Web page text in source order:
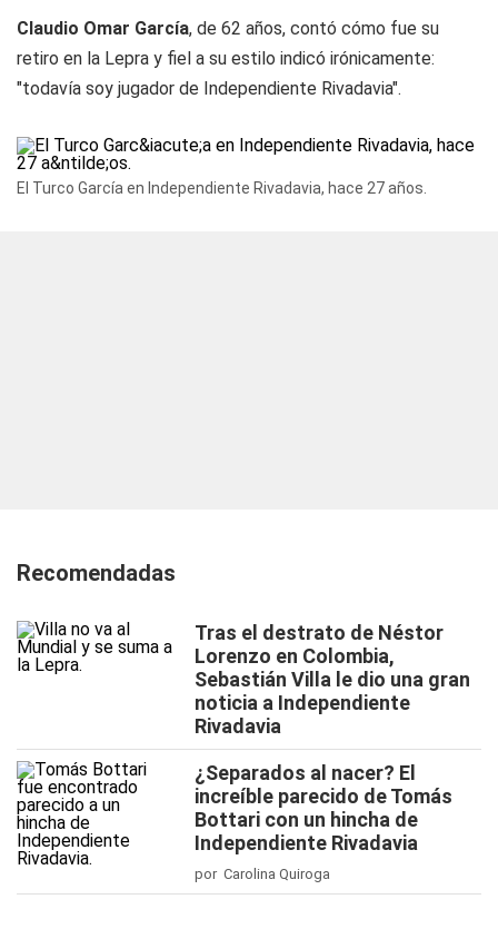
Claudio Omar García, de 62 años, contó cómo fue su
retiro en la Lepra y fiel a su estilo indicó irónicamente:
"todavía soy jugador de Independiente Rivadavia".
El Turco García en Independiente Rivadavia, hace 27 años.
Recomendadas
Tras el destrato de Néstor
Lorenzo en Colombia,
Sebastián Villa le dio una gran
noticia a Independiente
Rivadavia
¿Separados al nacer? El
increíble parecido de Tomás
Bottari con un hincha de
Independiente Rivadavia
por Carolina Quiroga